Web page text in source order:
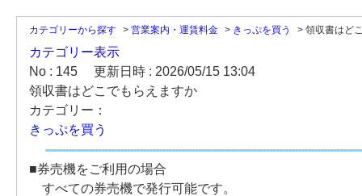
カテゴリーから探す > 営業案内・運賃料金 > きっぷを買う > 領収書はど
カテゴリー表示
No : 145
更新日時 : 2026/05/15 13:04
領収書はどこでもらえますか
カテゴリー：
きっぷを買う
■券売機をご利用の場合
すべての券売機で発行可能です。